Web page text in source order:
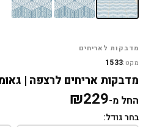
מדבקות לאריחים
מקט:1533
מדבקות אריחים לרצפה |
החל מ- ₪229
בחר גודל: